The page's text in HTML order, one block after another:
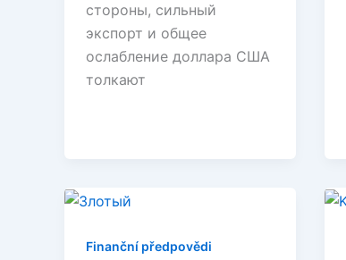
стороны, сильный
экспорт и общее
ослабление доллара США
толкают
Finanční předpovědi